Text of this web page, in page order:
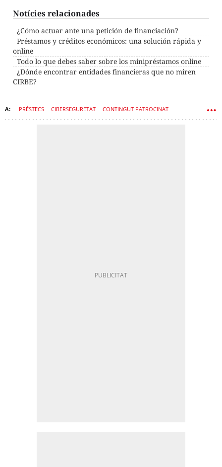
Notícies relacionades
¿Cómo actuar ante una petición de financiación?
Préstamos y créditos económicos: una solución rápida y
online
Todo lo que debes saber sobre los minipréstamos online
¿Dónde encontrar entidades financieras que no miren
CIRBE?
PRÉSTECS CIBERSEGURETAT CONTINGUT PATROCINAT